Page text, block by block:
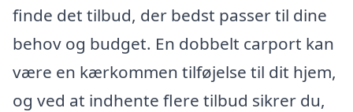
finde det tilbud, der bedst passer til dine
behov og budget. En dobbelt carport kan
være en kærkommen tilføjelse til dit hjem,
og ved at indhente flere tilbud sikrer du,